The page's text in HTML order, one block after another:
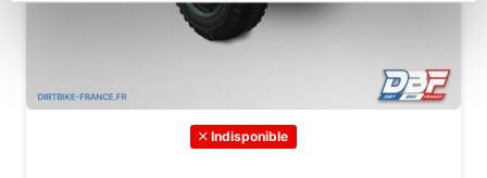
Indisponible